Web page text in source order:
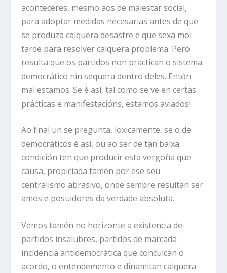
aconteceres, mesmo aos de malestar social,
para adoptar medidas necesarias antes de que
se produza calquera desastre e que sexa moi
tarde para resolver calquera problema. Pero
resulta que os partidos non practican o sistema
democrático nin sequera dentro deles. Entón
mal estamos. Se é así, tal como se ve en certas
prácticas e manifestacións, estamos aviados!
Ao final un se pregunta, loxicamente, se o de
democráticos é así, ou ao ser de tan baixa
condición ten que producir esta vergoña que
causa, propiciada tamén por ese seu
centralismo abrasivo, onde sempre resultan ser
amos e posuidores da verdade absoluta.
Vemos tamén no horizonte a existencia de
partidos insalubres, partidos de marcada
incidencia antidemocrática que conculcan o
acordo, o entendemento e dinamitan calquera